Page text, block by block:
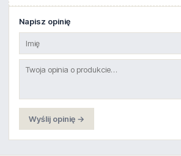
Napisz opinię
Wyślij opinię →